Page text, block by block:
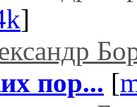
]
пор... [